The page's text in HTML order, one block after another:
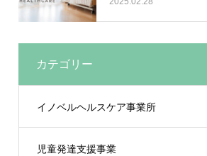
カテゴリー
イノベルヘルスケア事業所
児童発達支援事業